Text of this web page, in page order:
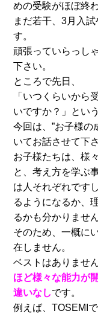
めの受験がほぼ終
まだ若干、3月入
す。
頑張っていらっし
下さい。
ところで先日、
「いつくらいから
いですか？」とい
今回は、”お子様の
いてお話させて下さ
お子様たちは、様
と、考え方を学ぶ
は人それぞれです
るようになるか、
るかも分かりません
そのため、一概に
在しません。
ベストはありませ
ほど様々な能力が
違いなしです。
例えば、TOSEMI